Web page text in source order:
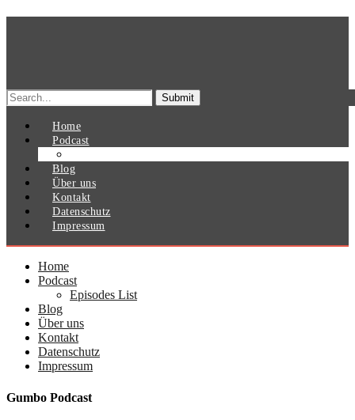
Search
for:
Home
Podcast
Blog
Über uns
Kontakt
Datenschutz
Impressum
Home
Podcast
Episodes List
Blog
Über uns
Kontakt
Datenschutz
Impressum
Gumbo Podcast